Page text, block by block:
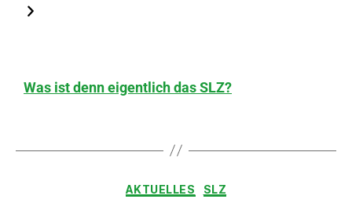
Was ist denn eigentlich das SLZ?
AKTUELLES SLZ